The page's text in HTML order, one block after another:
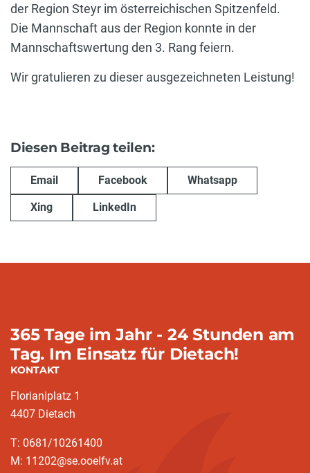
der Region Steyr im österreichischen Spitzenfeld.
Die Mannschaft aus der Region konnte in der
Mannschaftswertung den 3. Rang feiern.
Wir gratulieren zu dieser ausgezeichneten Leistung!
Diesen Beitrag teilen:
Email Facebook Whatsapp
Xing LinkedIn
365 Tage im Jahr - 24 Stunden am
Tag. Im Einsatz für Dietach!
KONTAKT
Florianiplatz 1
4407 Dietach
T: 0681/10261400
M: 11202@se.ooelfv.at